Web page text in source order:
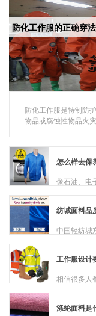
防化工作服的正确穿
防化工作服是特制防
物品或腐蚀性物品火
怎么样去保
纺城面料品
工作服设计
涤纶面料是